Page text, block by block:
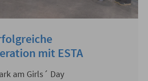
mit ESTA
am Girls´ Day